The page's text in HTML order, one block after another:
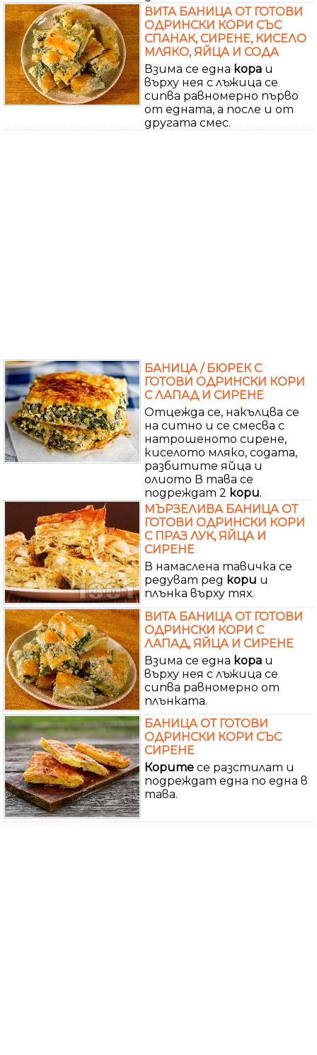
ВИТА БАНИЦА ОТ ГОТОВИ
ОДРИНСКИ КОРИ СЪС
СПАНАК, СИРЕНЕ, КИСЕЛО
МЛЯКО, ЯЙЦА И СОДА
Взима се една кора и
върху нея с лъжица се
сипва равномерно първо
от едната, а после и от
другата смес.
БАНИЦА / БЮРЕК С
ГОТОВИ ОДРИНСКИ КОРИ
С ЛАПАД И СИРЕНЕ
Отцежда се, накълцва се
на ситно и се смесва с
натрошеното сирене,
киселото мляко, содата,
разбитите яйца и
олиото В тава се
подреждат 2 кори.
МЪРЗЕЛИВА БАНИЦА ОТ
ГОТОВИ ОДРИНСКИ КОРИ
С ПРАЗ ЛУК, ЯЙЦА И
СИРЕНЕ
В намаслена тавичка се
редуват ред кори и
плънка върху тях.
ВИТА БАНИЦА ОТ ГОТОВИ
ОДРИНСКИ КОРИ С
ЛАПАД, ЯЙЦА И СИРЕНЕ
Взима се една кора и
върху нея с лъжица се
сипва равномерно от
плънката.
БАНИЦА ОТ ГОТОВИ
ОДРИНСКИ КОРИ СЪС
СИРЕНЕ
Корите се разстилат и
подреждат една по една в
тава.